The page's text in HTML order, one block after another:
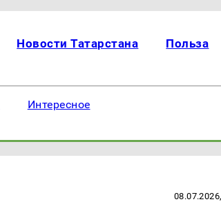
Новости Татарстана Польза
Интересное